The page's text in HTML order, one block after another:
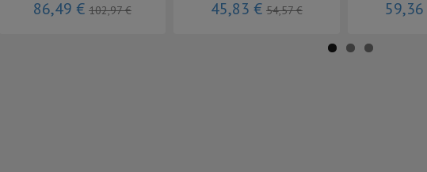
86,49 € 102,97 € 45,83 € 54,57 €